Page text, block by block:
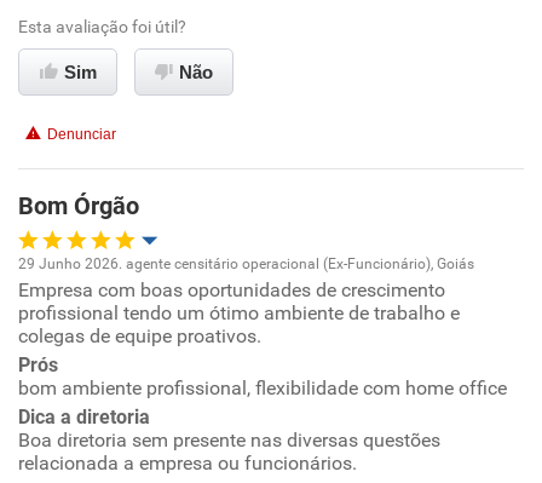
Conciliação com a vida familiar
Recomenda esta empresa
Recomenda a diretoria
Esta avaliação foi útil?
Sim Não
Denunciar
Bom Órgão
Oportunidade de promoção
Ambiente de trabalho
Conciliação com a vida familiar
Benefícios
29 Junho 2026. agente censitário operacional (Ex-Funcionário), Goiás
Empresa com boas oportunidades de crescimento
profissional tendo um ótimo ambiente de trabalho e
colegas de equipe proativos.
Prós
bom ambiente profissional, flexibilidade com home office
Dica a diretoria
Boa diretoria sem presente nas diversas questões
relacionada a empresa ou funcionários.